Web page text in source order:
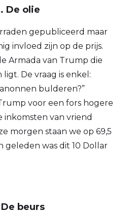
De olie
gepubliceerd maar
invloed zijn op de prijs.
Armada van Trump die
De vraag is enkel:
bulderen?”
voor een fors hogere
inkomsten van vriend
morgen staan we op 69,5
geleden was dit 10 Dollar
beurs